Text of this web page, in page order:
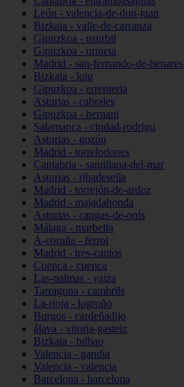
León - valencia-de-don-juan
Bizkaia - valle-de-carranza
Gipuzkoa - usurbil
Gipuzkoa - urnieta
Madrid - san-fernando-de-henares
Bizkaia - loiu
Gipuzkoa - errenteria
Asturias - cabrales
Gipuzkoa - hernani
Salamanca - ciudad-rodrigo
Asturias - gozón
Madrid - torrelodones
Cantabria - santillana-del-mar
Asturias - ribadesella
Madrid - torrejón-de-ardoz
Madrid - majadahonda
Asturias - cangas-de-onís
Málaga - marbella
A-coruña - ferrol
Madrid - tres-cantos
Cuenca - cuenca
Las-palmas - yaiza
Tarragona - cambrils
La-rioja - logroño
Burgos - cardeñadijo
álava - vitoria-gasteiz
Bizkaia - bilbao
Valencia - gandia
Valencia - valencia
Barcelona - barcelona